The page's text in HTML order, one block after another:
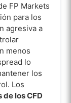
FP Markets
para los
agresiva a
menos
lo
los
Los
los CFD